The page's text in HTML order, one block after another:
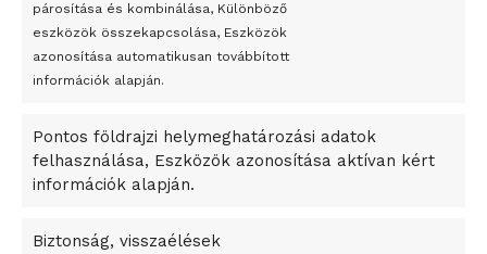
párosítása és kombinálása, Különböző
eszközök összekapcsolása, Eszközök
azonosítása automatikusan továbbított
információk alapján.
Pontos földrajzi helymeghatározási adatok
felhasználása, Eszközök azonosítása aktívan kért
információk alapján.
Biztonság, visszaélések
Megveszi az osztrák Wienerberger az amerikai Meridian
Bricket
A Startup Campus egyetemi programjainak legjobbjai az
A Ringo Starr új albummal jelentkezik
A Vajdasági Magyar Szövetség államtitkárait kinevezték
Dzsingisz kán hódító hadjárata okozta